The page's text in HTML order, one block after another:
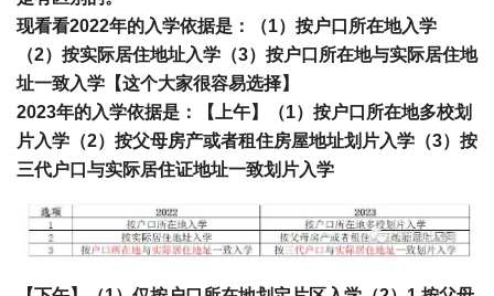
现看看2022年的入学依据是：（1）按户口所在地入学
（2）按实际居住地址入学（3）按户口所在地与实际居住地
址一致入学【这个大家很容易选择】
2023年的入学依据是：【上午】（1）按户口所在地多校划
片入学（2）按父母房产或者租住房屋地址划片入学（3）按
三代户口与实际居住证地址一致划片入学